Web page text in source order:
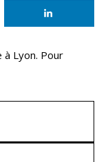
Lyon. Pour